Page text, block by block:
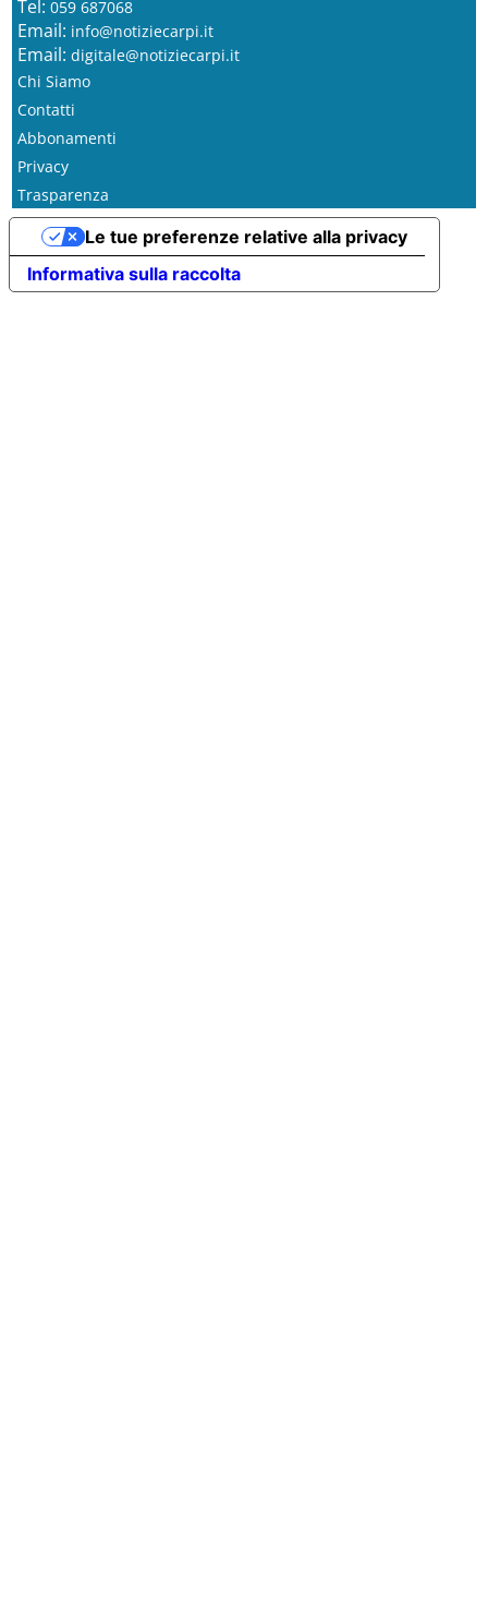
Tel: 059 687068
Email: info@notiziecarpi.it
Email: digitale@notiziecarpi.it
Chi Siamo
Contatti
Abbonamenti
Privacy
Trasparenza
Informativa sulla raccolta
Le tue preferenze relative alla privacy